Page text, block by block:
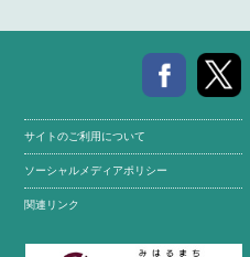
サイトのご利用について
ソーシャルメディアポリシー
関連リンク